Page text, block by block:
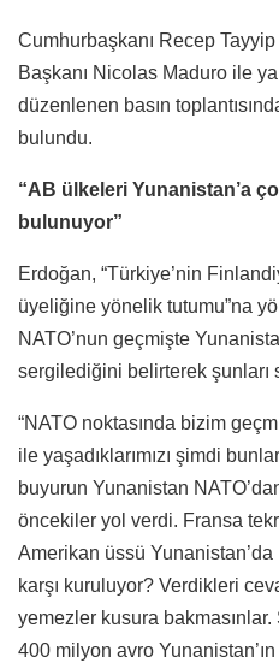
Cumhurbaşkanı Recep
Başkanı Nicolas Maduro ile
düzenlenen basın
bulundu.
“AB ülkeleri Yunanistan’a
bulunuyor”
Erdoğan, “Türkiye’nin
üyeliğine yönelik tutumu”na
NATO’nun geçmişte
sergilediğini belirterek şunları
“NATO noktasında bizim
ile yaşadıklarımızı şimdi
buyurun Yunanistan
öncekiler yol verdi. Fransa
Amerikan üssü
karşı kuruluyor? Verdikleri
yemezler kusura
400 milyon avro